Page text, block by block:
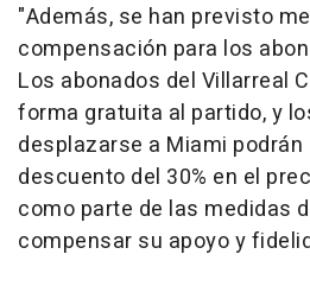
"Además, se han previsto
compensación para los
Los abonados del Villarreal
forma gratuita al partido, y
desplazarse a Miami
descuento del 30% en el
como parte de las medidas
compensar su apoyo y